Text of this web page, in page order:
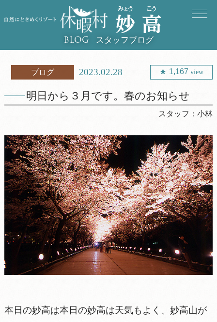
BLOG スタッフブログ
ブログ 2023.02.28 1,167view
明日から３月です。春のお知らせ
スタッフ：小林
本日の妙高は本日の妙高は天気もよく、妙高山が